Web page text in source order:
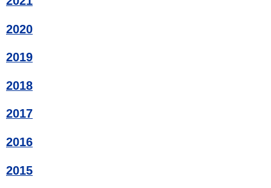
2020
2019
2018
2017
2016
2015